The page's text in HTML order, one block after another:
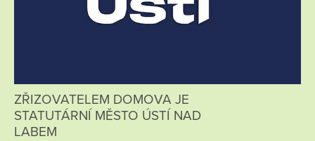
ZŘIZOVATELEM DOMOVA JE
STATUTÁRNÍ MĚSTO ÚSTÍ NAD
LABEM